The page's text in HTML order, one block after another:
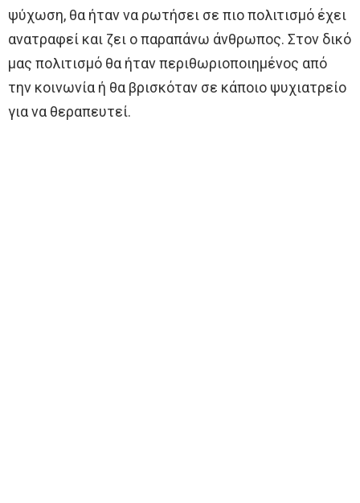
ψύχωση, θα ήταν να ρωτήσει σε πιο πολιτισμό έχει
ανατραφεί και ζει ο παραπάνω άνθρωπος. Στον δικό
μας πολιτισμό θα ήταν περιθωριοποιημένος από
την κοινωνία ή θα βρισκόταν σε κάποιο ψυχιατρείο
για να θεραπευτεί.